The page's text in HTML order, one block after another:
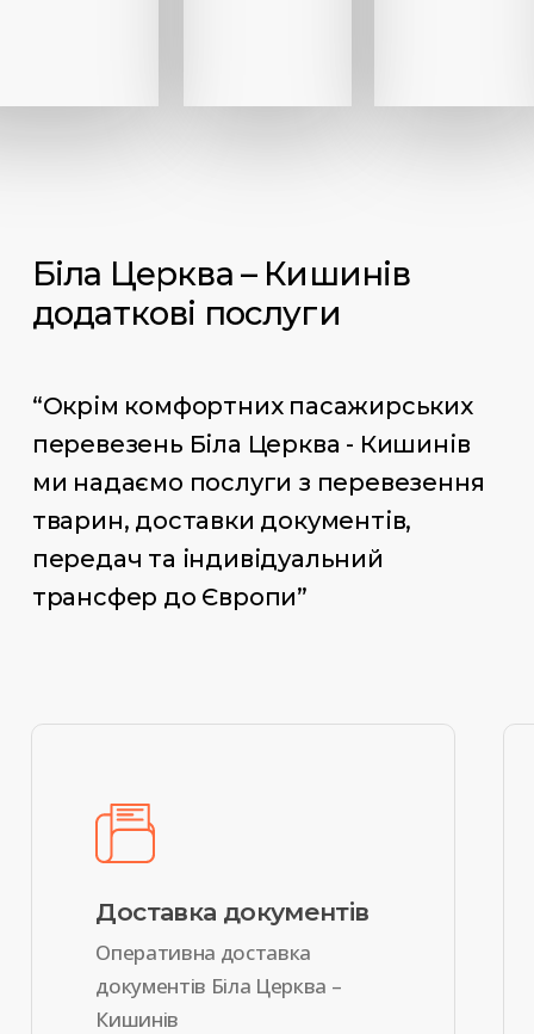
Біла Церква – Кишинів
додаткові послуги
“Окрім комфортних пасажирських
перевезень Біла Церква - Кишинів
ми надаємо послуги з перевезення
тварин, доставки документів,
передач та індивідуальний
трансфер до Європи”
Доставка документів
Оперативна доставка
документів Біла Церква –
Кишинів